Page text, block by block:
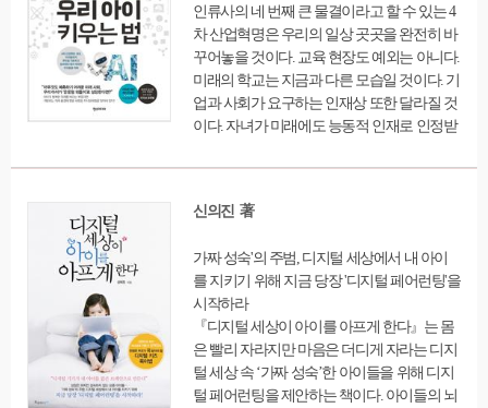
강과 사회적 건강에 미치는 막대한 영향을 이
해할 수 있도록 통찰을 제공한다. 소외에 대한
두려움, ‘친구 끊기’의 규칙과 영향, 페이스북
인정에 대한 욕구 같은 미묘한 현상 등 페이스
북과 관련된 많은 주제들이 훌륭하게 다루어
진다. 동시에 그는 소셜미디어 사용이 가져올
을 견지하며 소셜미디어에 의한 고통을 피할
수 있는 방법에 대해서도 구체적인 사례를 중
해 정서적으로, 사회적으로 잠식당하지 않으
면서도 그 막대한 잠재력의 혜택을 누릴 수 있
게 이끈다.
인류사의 네 번째 큰 물결이라고 할 수 있는 4
차 산업혁명은 우리의 일상 곳곳을 완전히 바
꾸어놓을 것이다. 교육 현장도 예외는 아니다.
미래의 학교는 지금과 다른 모습일 것이다. 기
업과 사회가 요구하는 인재상 또한 달라질 것
이다. 자녀가 미래에도 능동적 인재로 인정받
는 그에 걸맞은 새로운 교육법을 알아야 한다.
모 세대들에게 이 책은 미래 예측에 대한 입문
신의진 著
가짜 성숙'의 주범, 디지털 세상에서 내 아이
를 지키기 위해 지금 당장 '디지털 페어런팅'을
시작하라
『디지털 세상이 아이를 아프게 한다』는 몸
은 빨리 자라지만 마음은 더디게 자라는 디지
털 세상 속 ‘가짜 성숙’한 아이들을 위해 디지
털 페어런팅을 제안하는 책이다. 아이들의 뇌